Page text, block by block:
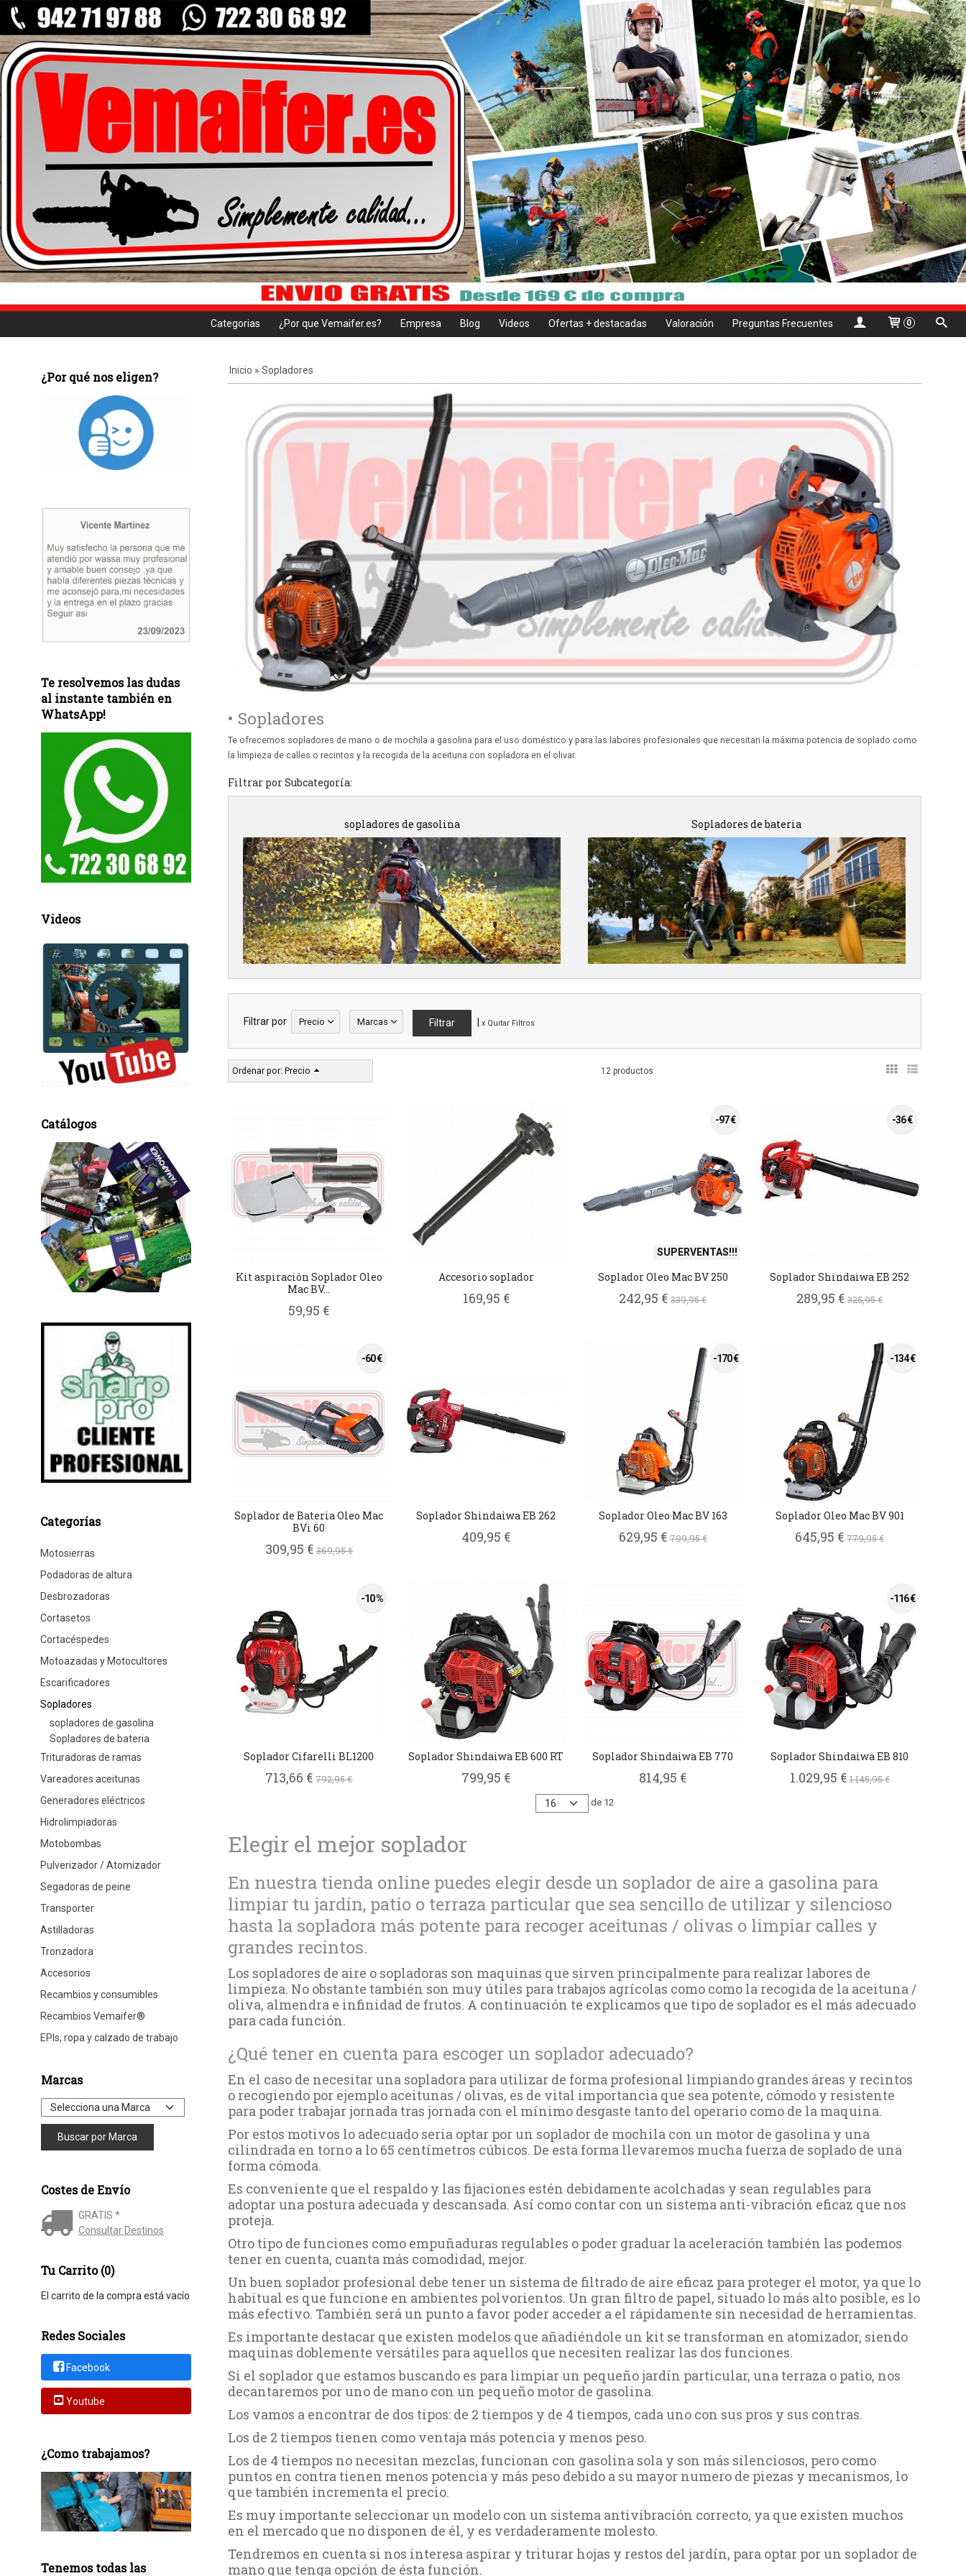
Categorias ¿Por que Vemaifer.es? Empresa Blog Videos Ofertas + destacadas Valoración Preguntas Frecuentes 0
¿Por qué nos eligen?
Te resolvemos las dudas
al instante también en
WhatsApp!
Videos
Catálogos
Categorías
Motosierras
Podadoras de altura
Desbrozadoras
Cortasetos
Cortacéspedes
Motoazadas y Motocultores
Escarificadores
Sopladores
sopladores de gasolina
Sopladores de bateria
Trituradoras de ramas
Vareadores aceitunas
Generadores eléctricos
Hidrolimpiadoras
Motobombas
Pulverizador / Atomizador
Segadoras de peine
Transporter
Astilladoras
Tronzadora
Accesorios
Recambios y consumibles
Recambios Vemaifer®
EPIs, ropa y calzado de trabajo
Marcas
Costes de Envío
GRATIS *
Consultar Destinos
Tu Carrito (0)
El carrito de la compra está vacío
Redes Sociales
Facebook
Youtube
¿Como trabajamos?
Tenemos todas las
Inicio » Sopladores
• Sopladores
Te ofrecemos sopladores de mano o de mochila a gasolina para el uso doméstico y para las labores profesionales que necesitan la máxima potencia de soplado como
la limpieza de calles o recintos y la recogida de la aceituna con sopladora en el olivar.
Filtrar por Subcategoría:
sopladores de gasolina Sopladores de bateria
Filtrar por Precio Marcas x Quitar Filtros
Ordenar por: Precio 12 productos
Kit aspiración Soplador Oleo
Mac BV...
59,95 €
Accesorio soplador
169,95 €
SUPERVENTAS!!!
-97 €
Soplador Oleo Mac BV 250
242,95 €339,95 €
-36 €
Soplador Shindaiwa EB 252
289,95 €325,95 €
-60 €
Soplador de Bateria Oleo Mac
BVi 60
309,95 € 369,95 €
Soplador Shindaiwa EB 262
409,95 €
-170 €
Soplador Oleo Mac BV 163
629,95 €799,95 €
-134 €
Soplador Oleo Mac BV 901
645,95 €779,95 €
-10 %
Soplador Cifarelli BL1200
713,66 €792,95 €
Soplador Shindaiwa EB 600 RT
799,95 €
Soplador Shindaiwa EB 770
814,95 €
-116 €
Soplador Shindaiwa EB 810
1.029,95 €1.145,95 €
de 12
Elegir el mejor soplador
En nuestra tienda online puedes elegir desde un soplador de aire a gasolina para
limpiar tu jardín, patio o terraza particular que sea sencillo de utilizar y silencioso
hasta la sopladora más potente para recoger aceitunas / olivas o limpiar calles y
grandes recintos.
Los sopladores de aire o sopladoras son maquinas que sirven principalmente para realizar labores de
limpieza. No obstante también son muy útiles para trabajos agrícolas como como la recogida de la aceituna /
oliva, almendra e infinidad de frutos. A continuación te explicamos que tipo de soplador es el más adecuado
para cada función.
¿Qué tener en cuenta para escoger un soplador adecuado?
En el caso de necesitar una sopladora para utilizar de forma profesional limpiando grandes áreas y recintos
o recogiendo por ejemplo aceitunas / olivas, es de vital importancia que sea potente, cómodo y resistente
para poder trabajar jornada tras jornada con el mínimo desgaste tanto del operario como de la maquina.
Por estos motivos lo adecuado seria optar por un soplador de mochila con un motor de gasolina y una
cilindrada en torno a lo 65 centímetros cúbicos. De esta forma llevaremos mucha fuerza de soplado de una
forma cómoda.
Es conveniente que el respaldo y las fijaciones estén debidamente acolchadas y sean regulables para
adoptar una postura adecuada y descansada. Así como contar con un sistema anti-vibración eficaz que nos
proteja.
Otro tipo de funciones como empuñaduras regulables o poder graduar la aceleración también las podemos
tener en cuenta, cuanta más comodidad, mejor.
Un buen soplador profesional debe tener un sistema de filtrado de aire eficaz para proteger el motor, ya que lo
habitual es que funcione en ambientes polvorientos. Un gran filtro de papel, situado lo más alto posible, es lo
más efectivo. También será un punto a favor poder acceder a el rápidamente sin necesidad de herramientas.
Es importante destacar que existen modelos que añadiéndole un kit se transforman en atomizador, siendo
maquinas doblemente versátiles para aquellos que necesiten realizar las dos funciones.
Si el soplador que estamos buscando es para limpiar un pequeño jardín particular, una terraza o patio, nos
decantaremos por uno de mano con un pequeño motor de gasolina.
Los vamos a encontrar de dos tipos: de 2 tiempos y de 4 tiempos, cada uno con sus pros y sus contras.
Los de 2 tiempos tienen como ventaja más potencia y menos peso.
Los de 4 tiempos no necesitan mezclas, funcionan con gasolina sola y son más silenciosos, pero como
puntos en contra tienen menos potencia y más peso debido a su mayor numero de piezas y mecanismos, lo
que también incrementa el precio.
Es muy importante seleccionar un modelo con un sistema antivibración correcto, ya que existen muchos
en el mercado que no disponen de él, y es verdaderamente molesto.
Tendremos en cuenta si nos interesa aspirar y triturar hojas y restos del jardín, para optar por un soplador de
mano que tenga opción de ésta función.